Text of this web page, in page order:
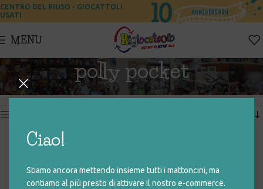
Ciao!
Stiamo ancora mettendo insieme tutti i mattoncini, ma
contiamo al più presto di attivare il nostro e-commerce.
CENTRO DEL RIUSO - GIOCATTOLI
USATI
MENU
polly pocket
Home Prodotti taggati “polly pocket” Visualizzazione di 2 risultati
€13,00 €95,00